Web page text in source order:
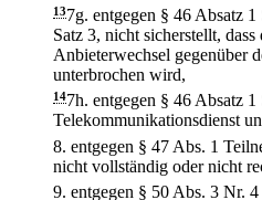
137g. entgegen § 46 Absatz
Satz 3, nicht sicherstellt,
Anbieterwechsel gegenüber
unterbrochen wird,
147h. entgegen § 46 Absatz 1
Telekommunikationsdienst
8. entgegen § 47 Abs. 1
nicht vollständig oder nicht
9. entgegen § 50 Abs. 3 Nr.